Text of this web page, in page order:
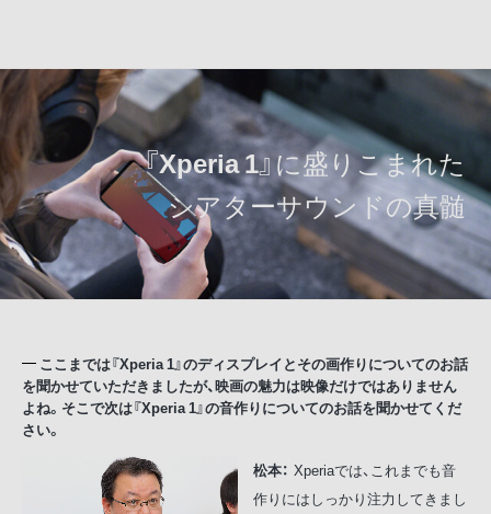
『Xperia 1』に盛りこまれた
シアターサウンドの真髄
ここまでは『Xperia 1』のディスプレイとその画作りについてのお話
を聞かせていただきましたが、映画の魅力は映像だけではありません
よね。そこで次は『Xperia 1』の音作りについてのお話を聞かせてくだ
さい。
松本： Xperiaでは、これまでも音
作りにはしっかり注力してきまし